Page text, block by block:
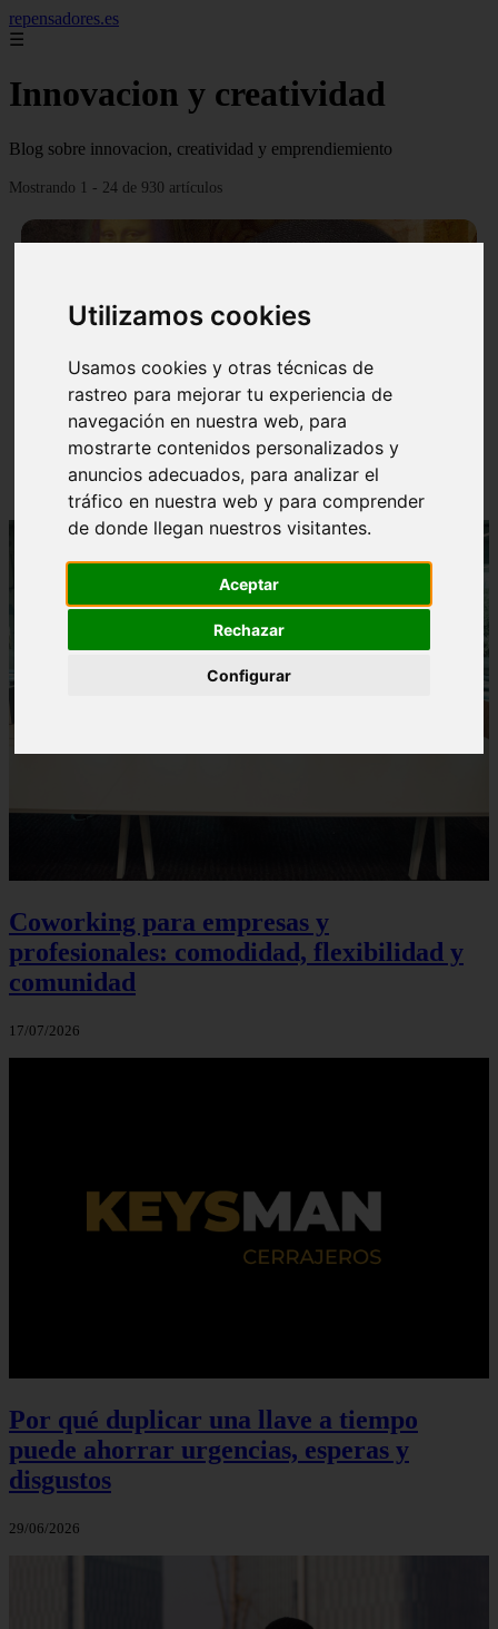
Utilizamos cookies
Usamos cookies y otras técnicas de
rastreo para mejorar tu experiencia de
navegación en nuestra web, para
mostrarte contenidos personalizados y
anuncios adecuados, para analizar el
tráfico en nuestra web y para comprender
de donde llegan nuestros visitantes.
Aceptar
Rechazar
Configurar
repensadores.es
☰
Innovacion y creatividad
Blog sobre innovacion, creatividad y emprendiemiento
Mostrando 1 - 24 de 930 artículos
La tecnica de creatividad Da Vinci
Coworking para empresas y
profesionales: comodidad, flexibilidad y
comunidad
17/07/2026
Por qué duplicar una llave a tiempo
puede ahorrar urgencias, esperas y
disgustos
29/06/2026